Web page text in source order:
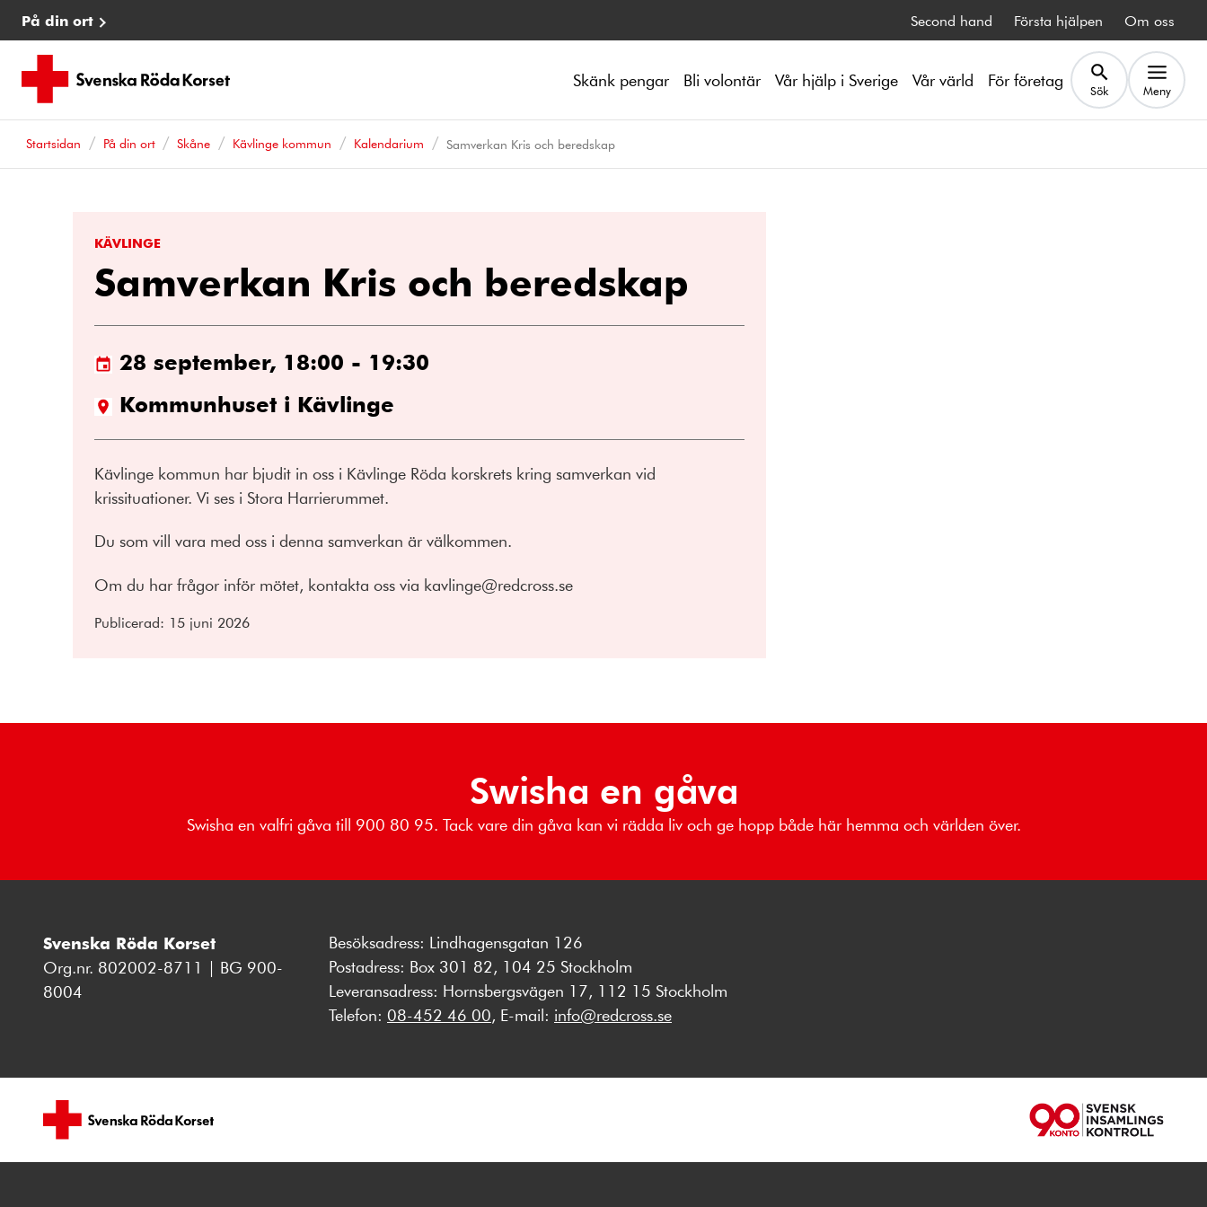
På din ort Second hand Första hjälpen Om oss
Skänk pengar Bli volontär Vår hjälp i Sverige Vår värld För företag Sök Meny
Startsidan På din ort Skåne Kävlinge kommun Kalendarium Samverkan Kris och beredskap
KÄVLINGE
Samverkan Kris och beredskap
28 september, 18:00 - 19:30
Kommunhuset i Kävlinge
Kävlinge kommun har bjudit in oss i Kävlinge Röda korskrets kring samverkan vid
krissituationer. Vi ses i Stora Harrierummet.
Du som vill vara med oss i denna samverkan är välkommen.
Om du har frågor inför mötet, kontakta oss via kavlinge@redcross.se
Publicerad: 15 juni 2026
Swisha en gåva
Swisha en valfri gåva till 900 80 95. Tack vare din gåva kan vi rädda liv och ge hopp både här hemma och världen över.
Svenska Röda Korset
Org.nr. 802002-8711 | BG 900-
8004
Besöksadress: Lindhagensgatan 126
Postadress: Box 301 82, 104 25 Stockholm
Leveransadress: Hornsbergsvägen 17, 112 15 Stockholm
Telefon: 08-452 46 00, E-mail: info@redcross.se